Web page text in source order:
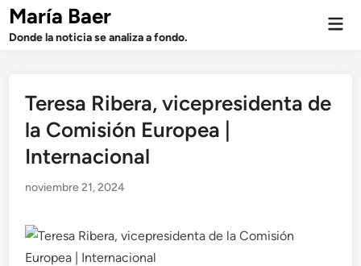
Saltar
contenido
María Baer
Donde la noticia se analiza a fondo.
Teresa Ribera, vicepresidenta de
la Comisión Europea |
Internacional
noviembre 21, 2024